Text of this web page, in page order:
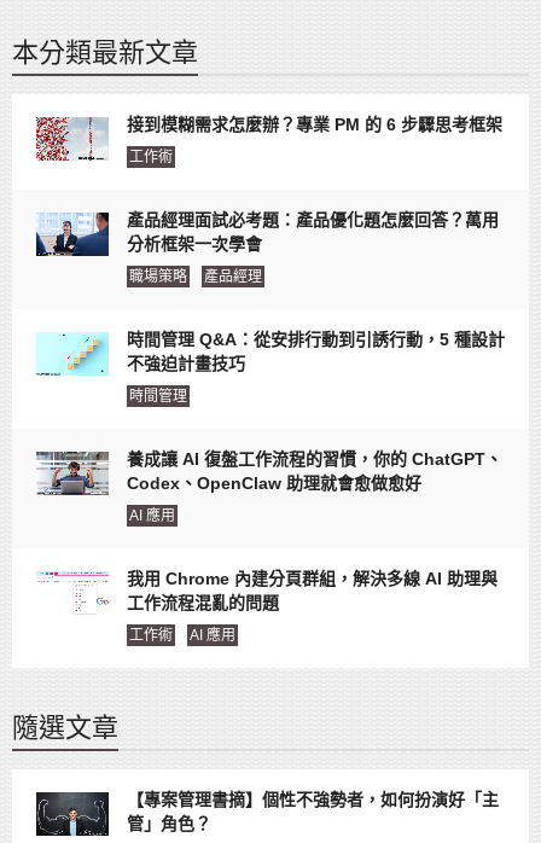
本分類最新文章
接到模糊需求怎麼辦？專業 PM 的 6 步驟思考框架
工作術
產品經理面試必考題：產品優化題怎麼回答？萬用
分析框架一次學會
職場策略 產品經理
時間管理 Q&A：從安排行動到引誘行動，5 種設計
不強迫計畫技巧
時間管理
養成讓 AI 復盤工作流程的習慣，你的 ChatGPT、
Codex、OpenClaw 助理就會愈做愈好
AI 應用
我用 Chrome 內建分頁群組，解決多線 AI 助理與
工作流程混亂的問題
工作術 AI 應用
隨選文章
【專案管理書摘】個性不強勢者，如何扮演好「主
管」角色？